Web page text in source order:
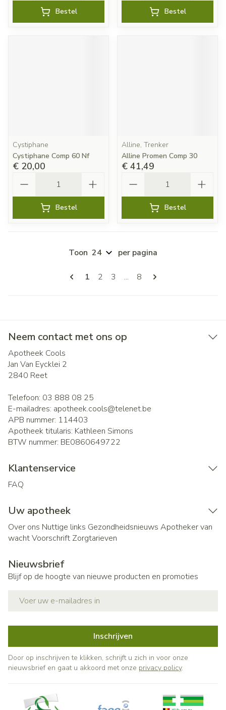
Bestel Bestel
Cystiphane
Cystiphane Comp 60 Nf
€ 20,00
Bestel
Alline, Trenker
Alline Promen Comp 30
€ 41,49
Bestel
Pagina's
U lees momenteel pagina
1 Pagina
2 Pagina
3 ... Pagina
8
Toon per pagina
Neem contact met ons op
Apotheek Cools
Jan Van Eycklei 2
2840 Reet
Telefoon: 03 888 08 25
E-mailadres: apotheek.cools@telenet.be
APB nummer: 114403
Apotheek titularis: Kathleen Simons
BTW nummer: BE0860649722
Klantenservice
FAQ
Uw apotheek
Over ons Nuttige links Gezondheidsnieuws Apotheker van
wachtVoorschrift Zorgtarieven
Nieuwsbrief
Blijf op de hoogte van nieuwe producten en promoties
Inschrijven
Door op inschrijven te klikken, schrijft u zich in voor onze
nieuwsbrief en gaat u akkoord met onze privacy policy.